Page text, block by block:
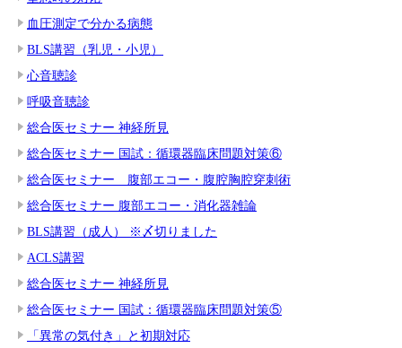
血圧測定で分かる病態
BLS講習（乳児・小児）
心音聴診
呼吸音聴診
総合医セミナー 神経所見
総合医セミナー 国試：循環器臨床問題対策⑥
総合医セミナー 腹部エコー・腹腔胸腔穿刺術
総合医セミナー 腹部エコー・消化器雑論
BLS講習（成人） ※〆切りました
ACLS講習
総合医セミナー 神経所見
総合医セミナー 国試：循環器臨床問題対策⑤
「異常の気付き」と初期対応